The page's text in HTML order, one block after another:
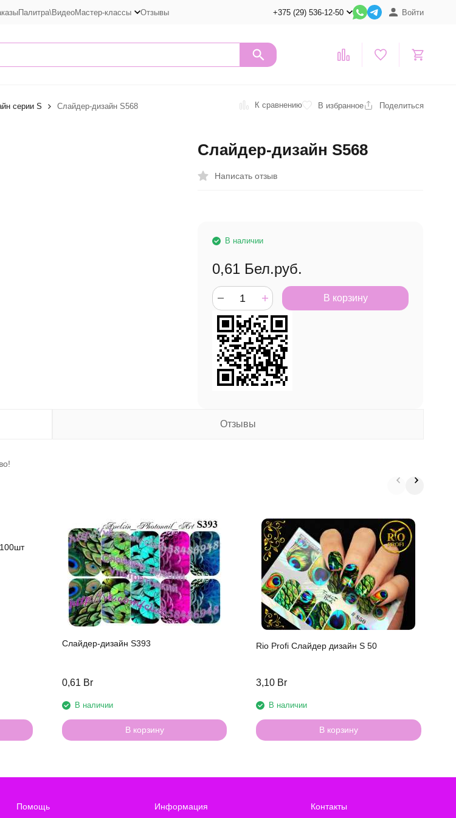
Палитра\ВидеоМастер-классы Отзывы +375 (29) 536-12-50 Войти
серии S Слайдер-дизайн S568 К сравнению В избранное Поделиться
Слайдер-дизайн S568
Написать отзыв
В наличии
0,61 Бел.руб.
В корзину
Отзывы
Слайдер-дизайн S393
0,61 Br
В наличии
В корзину
Rio Profi Слайдер дизайн S 50
3,10 Br
В наличии
В корзину
Помощь Информация Контакты